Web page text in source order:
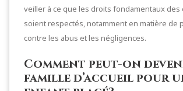
veiller à ce que les droits fondamentaux des
soient respectés, notamment en matière de
contre les abus et les négligences.
Comment peut-on
famille d’accueil pour